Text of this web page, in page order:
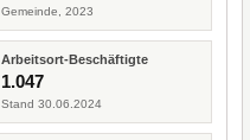
Gemeinde, 2023
Arbeitsort-Beschäftigte
1.047
Stand 30.06.2024